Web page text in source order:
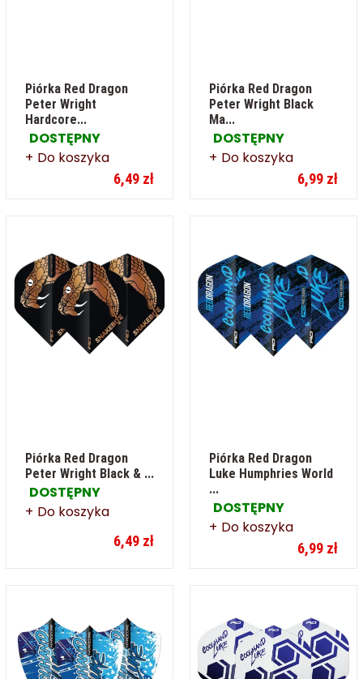
Piórka Red Dragon
Peter Wright
Hardcore...
DOSTĘPNY
Do koszyka
6,49 zł
Piórka Red Dragon
Peter Wright Black
Ma...
DOSTĘPNY
Do koszyka
6,99 zł
Piórka Red Dragon
Peter Wright Black & ...
DOSTĘPNY
Do koszyka
6,49 zł
Piórka Red Dragon
Luke Humphries World
...
DOSTĘPNY
Do koszyka
6,99 zł